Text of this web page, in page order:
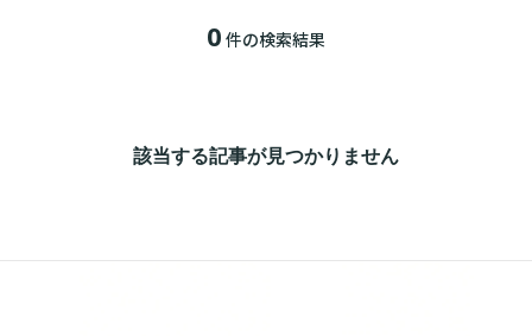
0 件の検索結果
該当する記事が見つかりません